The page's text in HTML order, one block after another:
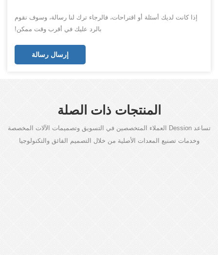
إذا كانت لديك أسئلة أو اقتراحات، فالرجاء ترك لنا رسالة، وسوف نقوم
بالرد عليك في أقرب وقت ممكن!
إرسال رسالة
المنتجات ذات الصلة
تساعد Dession العملاء المتخصصين في التسويق وتصميمات الآلات المخصصة
وخدمات تصنيع المعدات الأصلية من خلال التصميم الفائق والتكنولوجيا